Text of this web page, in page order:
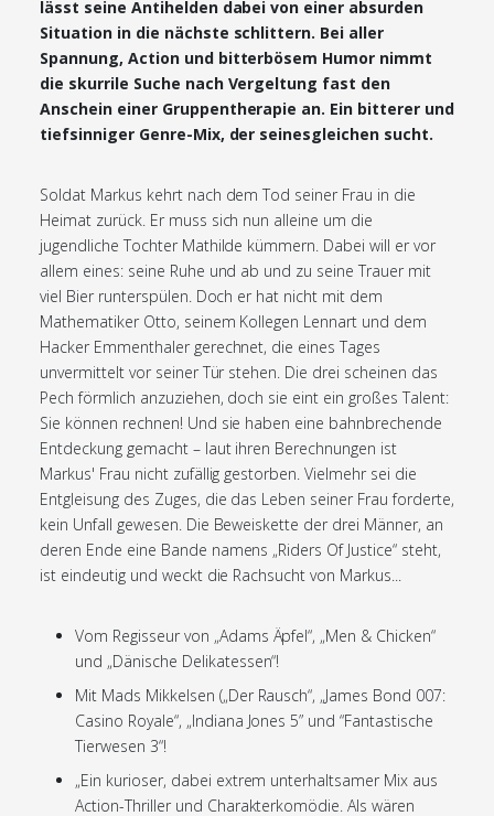
lässt seine Antihelden dabei von einer absurden
Situation in die nächste schlittern. Bei aller
Spannung, Action und bitterbösem Humor nimmt
die skurrile Suche nach Vergeltung fast den
Anschein einer Gruppentherapie an. Ein bitterer und
tiefsinniger Genre-Mix, der seinesgleichen sucht.
Soldat Markus kehrt nach dem Tod seiner Frau in die
Heimat zurück. Er muss sich nun alleine um die
jugendliche Tochter Mathilde kümmern. Dabei will er vor
allem eines: seine Ruhe und ab und zu seine Trauer mit
viel Bier runterspülen. Doch er hat nicht mit dem
Mathematiker Otto, seinem Kollegen Lennart und dem
Hacker Emmenthaler gerechnet, die eines Tages
unvermittelt vor seiner Tür stehen. Die drei scheinen das
Pech förmlich anzuziehen, doch sie eint ein großes Talent:
Sie können rechnen! Und sie haben eine bahnbrechende
Entdeckung gemacht – laut ihren Berechnungen ist
Markus' Frau nicht zufällig gestorben. Vielmehr sei die
Entgleisung des Zuges, die das Leben seiner Frau forderte,
kein Unfall gewesen. Die Beweiskette der drei Männer, an
deren Ende eine Bande namens „Riders Of Justice“ steht,
ist eindeutig und weckt die Rachsucht von Markus...
Vom Regisseur von „Adams Äpfel“, „Men & Chicken“
und „Dänische Delikatessen“!
Mit Mads Mikkelsen („Der Rausch“, „James Bond 007:
Casino Royale“, „Indiana Jones 5” und “Fantastische
Tierwesen 3“!
„Ein kurioser, dabei extrem unterhaltsamer Mix aus
Action-Thriller und Charakterkomödie. Als wären